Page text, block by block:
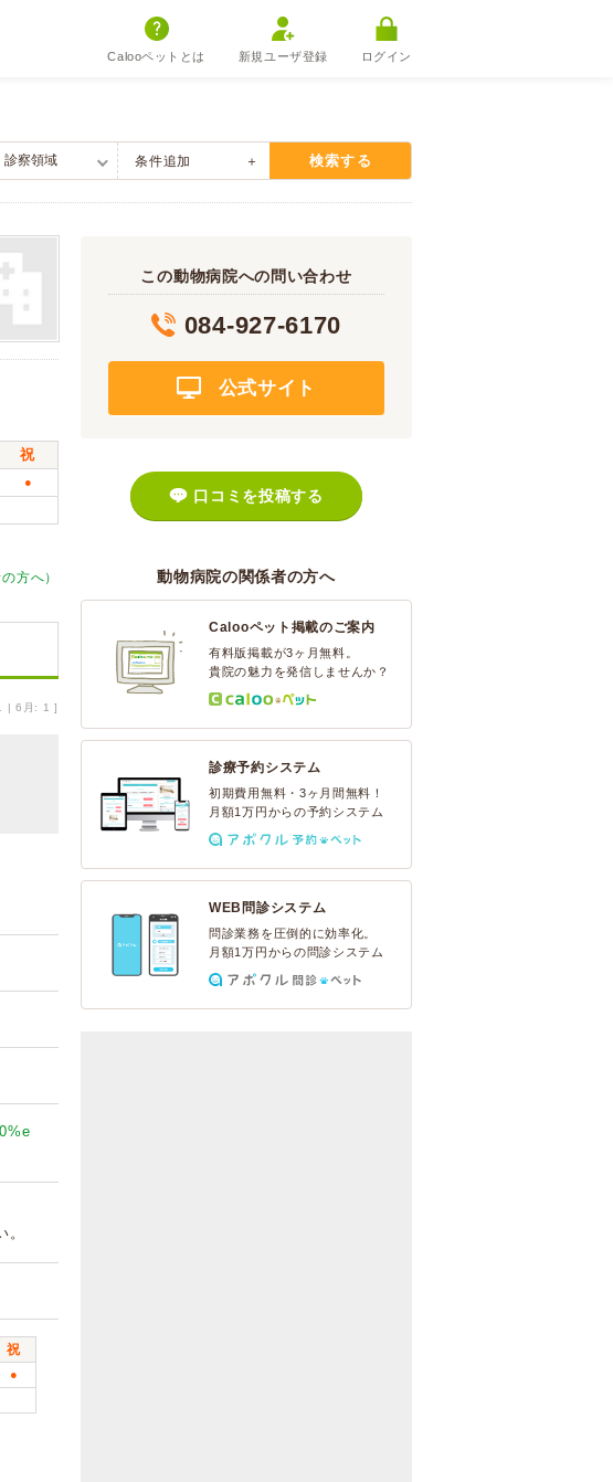
Calooペットとは 新規ユーザ登録 ログイン
条件追加 検索する
祝
●
方へ）
| 6月: 1 ]
祝
●
この動物病院への問い合わせ
084-927-6170
公式サイト
口コミを投稿する
動物病院の関係者の方へ
Calooペット掲載のご案内
有料版掲載が3ヶ月無料。
貴院の魅力を発信しませんか？
診療予約システム
初期費用無料・3ヶ月間無料！
月額1万円からの予約システム
WEB問診システム
問診業務を圧倒的に効率化。
月額1万円からの問診システム